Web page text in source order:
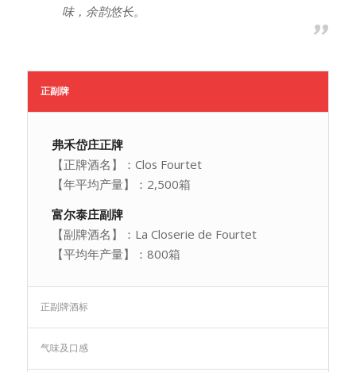
味，余韵悠长。
正副牌
弗禾岱庄正牌
【正牌酒名】：Clos Fourtet
【年平均产量】：2,500箱
富尔泰庄副牌
【副牌酒名】：La Closerie de Fourtet
【平均年产量】：800箱
正副牌酒标
气味及口感